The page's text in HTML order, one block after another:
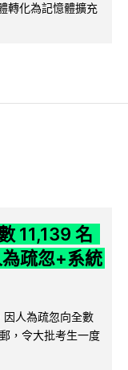
轉化為記憶體擴充
11,139 名
疏忽+系統
人為疏忽向全數
，令大批考生一度